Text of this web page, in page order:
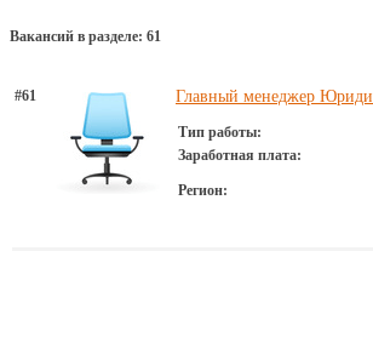
Вакансий в разделе: 61
#61 Главный менеджер
Тип работы:
Заработная плата:
Регион: